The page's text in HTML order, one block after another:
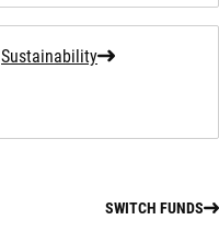
Sustainability
SWITCH FUNDS